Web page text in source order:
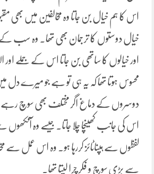
اس کا ہم خیال بن جاتا وہ مخالفین میں بھی
خیال دوستوں کا ترجمان بھی تھا۔ وہ سب
اور خیالوں کا ساتھی بن جاتا اس کے جملے اور
محسوس ہوتا تھا کہ یہ ہی تو ہے جو میرے دل
دوسروں کے دماغ اگر مختلف بھی سوچ رہے
اس کی جانب کھینچا چلا جاتا۔ جیسے وہ
لفظوں سے ہپناٹائز کررہا ہو۔ وہ اس عمل
سے بڑی سوچ و فکر چرا لیتا تھا۔